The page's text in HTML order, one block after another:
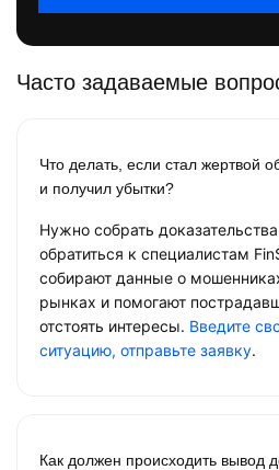
Часто задаваемые
Что делать, если стал жертвой
и получил убытки?
Нужно собрать
обратиться к специалистам
собирают данные о
рынках и помогают
отстоять интересы. Введите
ситуацию, отправьте заявку.
Как должен происходить вывод